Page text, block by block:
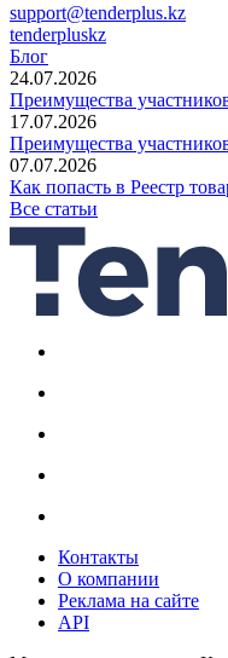
support@tenderplus.kz
tenderpluskz
Блог
24.07.2026
Преимущества
17.07.2026
Преимущества
07.07.2026
Как попасть в Реестр
Все статьи
Контакты
О компании
Реклама на сайте
API